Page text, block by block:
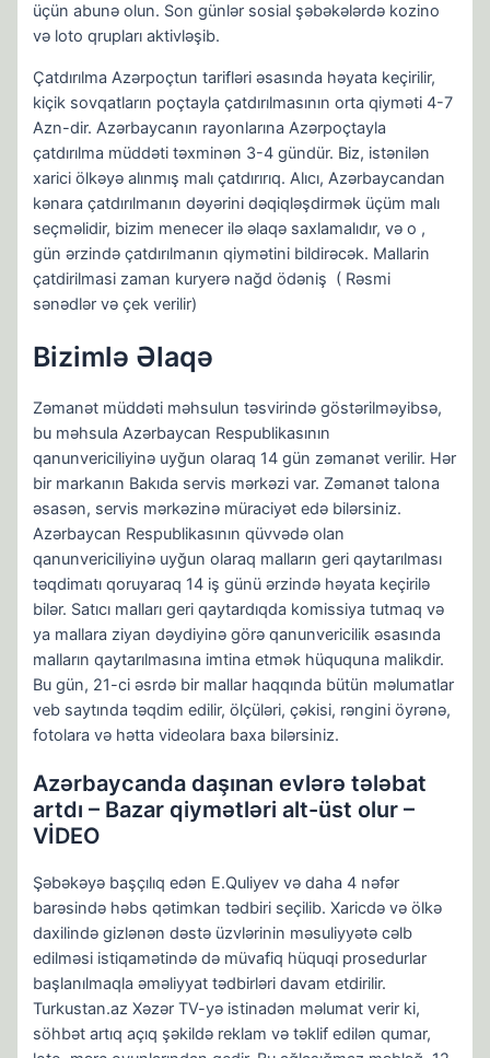
üçün abunə olun. Son günlər sosial şəbəkələrdə kozino
və loto qrupları aktivləşib.
Çatdırılma Azərpoçtun tarifləri əsasında həyata keçirilir,
kiçik sovqatların poçtayla çatdırılmasının orta qiyməti 4-7
Azn-dir. Azərbaycanın rayonlarına Azərpoçtaylа
çatdırılma müddəti təxminən 3-4 gündür. Biz, istənilən
xarici ölkəyə alınmış malı çatdırırıq. Alıcı, Azərbaycandan
kənara çatdırılmanın dəyərini dəqiqləşdirmək üçüm malı
seçməlidir, bizim menecer ilə əlaqə saxlamalıdır, və o ,
gün ərzində çatdırılmanın qiymətini bildirəcək. Mallarin
çatdirilmasi zaman kuryerə nağd ödəniş ( Rəsmi
sənədlər və çek verilir)
Bizimlə Əlaqə
Zəmanət müddəti məhsulun təsvirində göstərilməyibsə,
bu məhsula Azərbaycan Respublikasının
qanunvericiliyinə uyğun olaraq 14 gün zəmanət verilir. Hər
bir markanın Bakıda servis mərkəzi var. Zəmanət talona
əsasən, servis mərkəzinə müraciyət edə bilərsiniz.
Azərbaycan Respublikasının qüvvədə olan
qanunvericiliyinə uyğun olaraq malların geri qaytarılması
təqdimatı qoruyaraq 14 iş günü ərzində həyata keçirilə
bilər. Satıcı malları geri qaytardıqda komissiya tutmaq və
ya mallara ziyan dəydiyinə görə qanunvericilik əsasında
malların qaytarılmasına imtina etmək hüququna malikdir.
Bu gün, 21-ci əsrdə bir mallar haqqında bütün məlumatlar
veb saytında təqdim edilir, ölçüləri, çəkisi, rəngini öyrənə,
fotolara və hətta videolara baxa bilərsiniz.
Azərbaycanda daşınan evlərə tələbat
artdı – Bazar qiymətləri alt-üst olur –
VİDEO
Şəbəkəyə başçılıq edən E.Quliyev və daha 4 nəfər
barəsində həbs qətimkan tədbiri seçilib. Xaricdə və ölkə
daxilində gizlənən dəstə üzvlərinin məsuliyyətə cəlb
edilməsi istiqamətində də müvafiq hüquqi prosedurlar
başlanılmaqla əməliyyat tədbirləri davam etdirilir.
Turkustan.az Xəzər TV-yə istinadən məlumat verir ki,
söhbət artıq açıq şəkildə reklam və təklif edilən qumar,